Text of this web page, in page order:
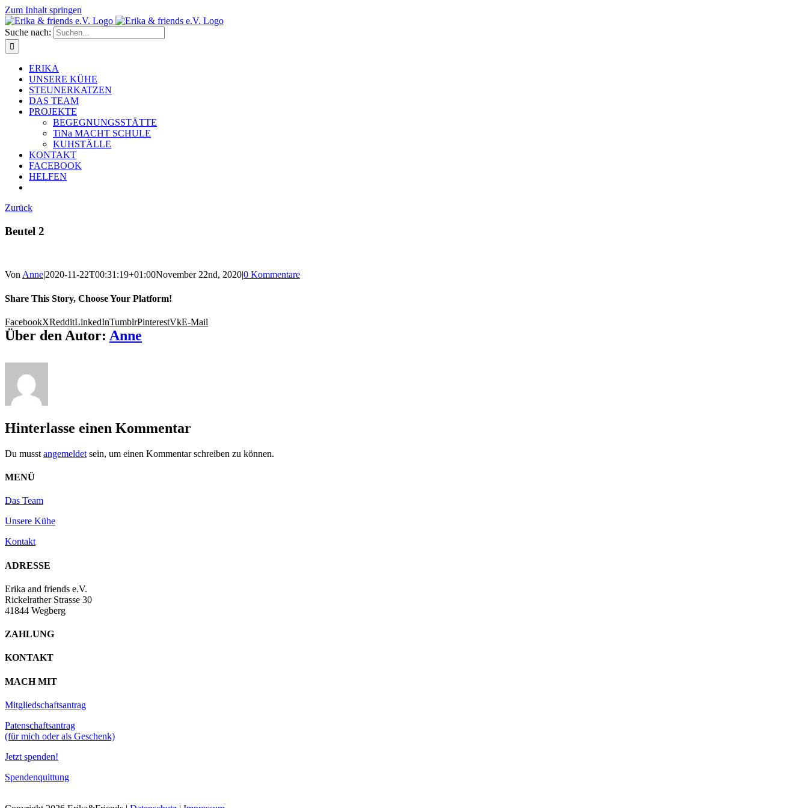
Zum Inhalt springen
Suche nach:
ERIKA
UNSERE KÜHE
STEUNERKATZEN
DAS TEAM
PROJEKTE
BEGEGNUNGSSTÄTTE
TiNa MACHT SCHULE
KUHSTÄLLE
KONTAKT
FACEBOOK
HELFEN
Zurück
Beutel 2
VonAnne|2020-11-22T00:31:19+01:00November 22nd, 2020|0 Kommentare
Share This Story, Choose Your Platform!
FacebookXRedditLinkedInTumblrPinterestVkE-Mail
Über den Autor: Anne
Hinterlasse einen Kommentar
Du musst angemeldet sein, um einen Kommentar schreiben zu können.
MENÜ
Das Team
Unsere Kühe
Kontakt
ADRESSE
Erika and friends e.V.
Rickelrather Strasse 30
41844 Wegberg
ZAHLUNG
KONTAKT
MACH MIT
Mitgliedschaftsantrag
Patenschaftsantrag
(für mich oder als Geschenk)
Jetzt spenden!
Spendenquittung